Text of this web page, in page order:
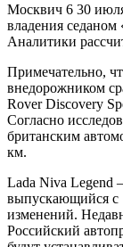
Москвич 6 30
владения
Аналитики
Примечательно,
внедорожником
Rover Discovery
Согласно
британским
км.
Lada Niva Legend
выпускающийся с
изменений.
Российский